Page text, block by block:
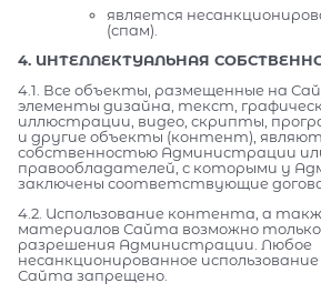
является
(спам).
4. ИНТЕЛЛЕКТУАЛЬНАЯ
4.1. Все объекты, размещенные на
элементы дизайна, текст,
иллюстрации, видео, скрипты,
и другие объекты (контент),
собственностью Администрации
правообладателей, с которыми у
заключены соответствующие
4.2. Использование контента, а
материалов Сайта возможно только
разрешения Администрации. Любое
несанкционированное
Сайта запрещено.